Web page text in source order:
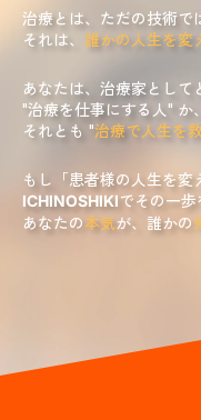
治療とは、ただの技術で
それは、 誰かの人生を変
あなたは、治療家として
"治療を仕事にする人" か、
それとも "治療で人生を
もし「患者様の人生を変
ICHINOSHIKIでその一歩
あなたの本気が、誰かの